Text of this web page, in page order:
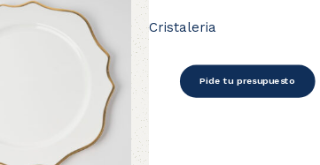
Cristaleria
Pide tu presupuesto